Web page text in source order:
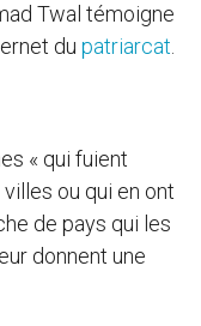
Twal témoigne
du patriarcat
« qui fuient
ou qui en ont
de pays qui les
donnent une